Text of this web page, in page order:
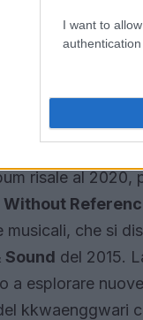
I want to
meccanica per
risultato è un
evoluzione
risale al 2020,
Without
che si
Sound del 2015.
a esplorare
kkwaenggwari